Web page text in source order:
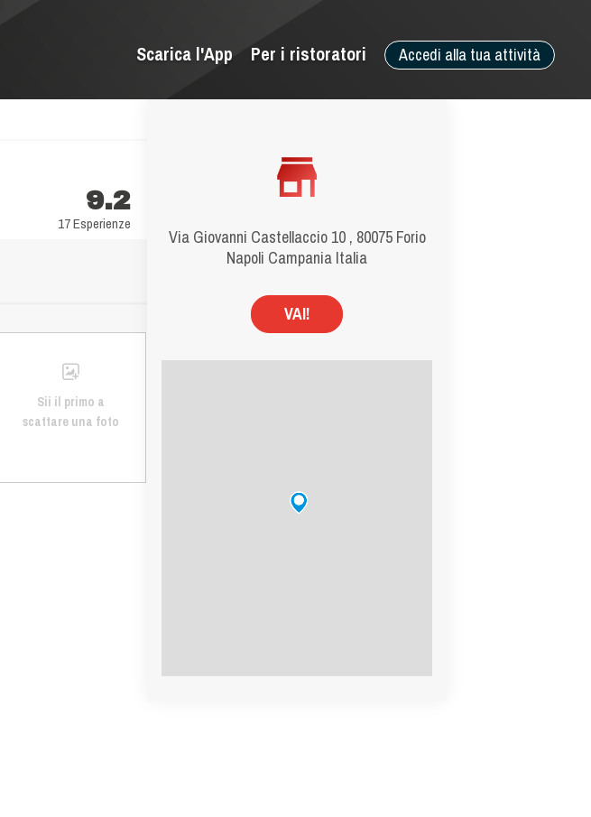
Accedi alla tua attività
Per i ristoratori
Scarica l'App
Via Giovanni Castellaccio 10 , 80075 Forio
Napoli Campania Italia
VAI!
9.2
17 Esperienze
Sii il primo a
scattare una foto